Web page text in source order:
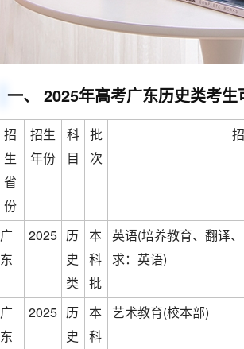
一、 2025年高考广东历史类考
招
生
省
份
招生
年份
科
目
批
次
广
东
2025 历
史
类
本
科
批
英语(培养教育、翻译
求：英语)
广
东
2025 历
史
本
科
艺术教育(校本部)